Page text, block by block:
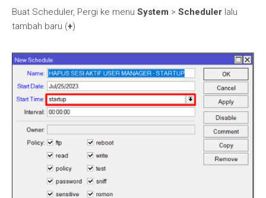
Buat Scheduler, Pergi ke menu System > Scheduler lalu
tambah baru (+)